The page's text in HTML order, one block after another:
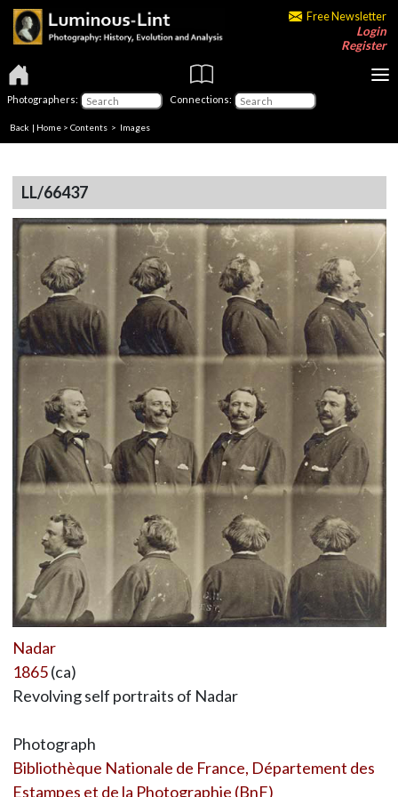
Free Newsletter
Login
Register
Photographers: Connections:
Back | Home > Contents > Images
LL/66437
Nadar
1865(ca)
Revolving self portraits of Nadar
Photograph
Bibliothèque Nationale de France, Département des
Estampes et de la Photographie (BnF)